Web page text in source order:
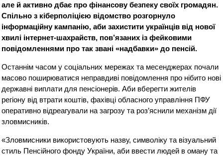
але й активно дбає про фінансову безпеку своїх громадян.
Спільно з кіберполіцією відомство розгорнуло
інформаційну кампанію, аби захистити українців від нової
хвилі інтернет-шахрайств, пов’язаних із фейковими
повідомленнями про так звані «надбавки» до пенсій.
Останнім часом у соціальних мережах та месенджерах почали
масово поширюватися неправдиві повідомлення про нібито нові
державні виплати для пенсіонерів. Аби вберегти жителів
регіону від втрати коштів, фахівці обласного управління ПФУ
оперативно відреагували на загрозу та роз’яснили механізм дії
зловмисників.
«Зловмисники використовують назву, символіку та візуальний
стиль Пенсійного фонду України, аби ввести людей в оману та